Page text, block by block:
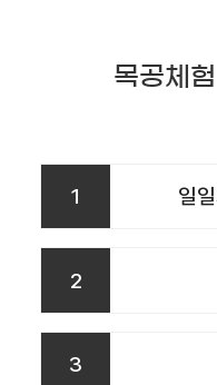
목공체
1 일
2
3